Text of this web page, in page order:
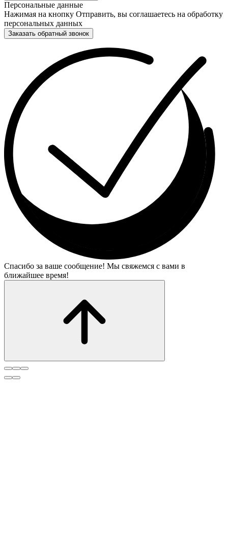
Персональные данные
Нажимая на кнопку Отправить, вы соглашаетесь на обработку
персональных данных
Заказать обратный звонок
Спасибо за ваше сообщение! Мы свяжемся с вами в
ближайшее время!